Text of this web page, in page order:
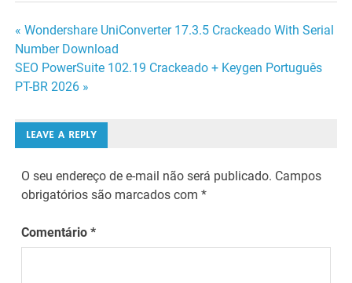
Navegação
de
Post
« Wondershare UniConverter 17.3.5 Crackeado With Serial
Number Download
SEO PowerSuite 102.19 Crackeado + Keygen Português
PT-BR 2026 »
LEAVE A REPLY
O seu endereço de e-mail não será publicado. Campos
obrigatórios são marcados com*
Comentário*